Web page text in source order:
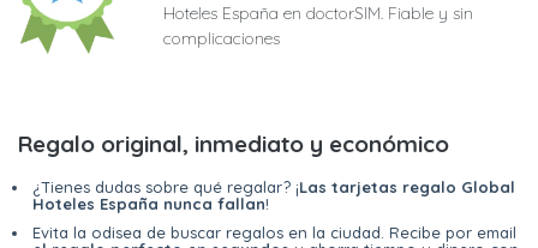
Hoteles España en doctorSIM. Fiable y sin
complicaciones
Regalo original, inmediato y económico
¿Tienes dudas sobre qué regalar? ¡Las tarjetas regalo Global
Hoteles España nunca fallan!
Evita la odisea de buscar regalos en la ciudad. Recibe por email